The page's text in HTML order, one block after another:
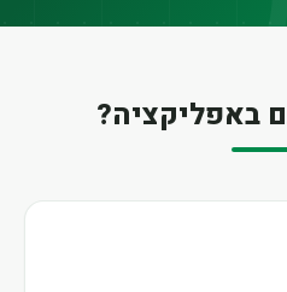
באפליקציה?